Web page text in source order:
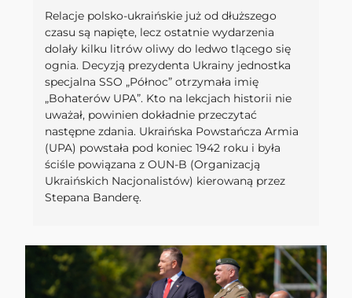
Relacje polsko-ukraińskie już od dłuższego
czasu są napięte, lecz ostatnie wydarzenia
dolały kilku litrów oliwy do ledwo tlącego się
ognia. Decyzją prezydenta Ukrainy jednostka
specjalna SSO „Północ” otrzymała imię
„Bohaterów UPA”. Kto na lekcjach historii nie
uważał, powinien dokładnie przeczytać
następne zdania. Ukraińska Powstańcza Armia
(UPA) powstała pod koniec 1942 roku i była
ściśle powiązana z OUN-B (Organizacją
Ukraińskich Nacjonalistów) kierowaną przez
Stepana Banderę.